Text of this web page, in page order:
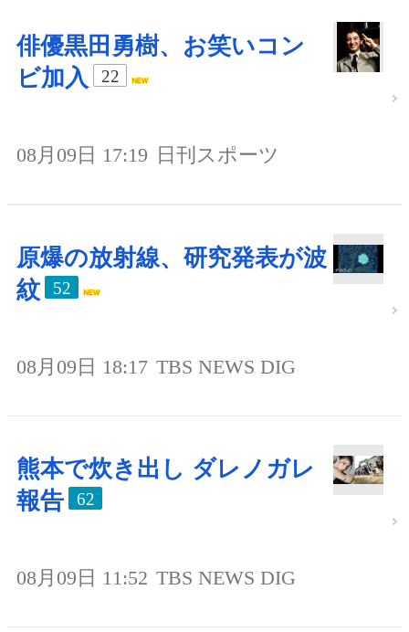
俳優黒田勇樹、お笑いコン
ビ加入
22
08月09日 17:19 日刊スポーツ
原爆の放射線、研究発表が波
紋
52
08月09日 18:17 TBS NEWS DIG
熊本で炊き出し ダレノガレ
報告
62
08月09日 11:52 TBS NEWS DIG